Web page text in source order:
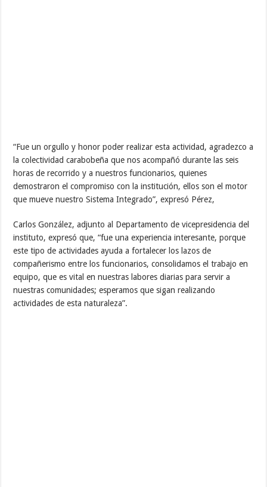
“Fue un orgullo y honor poder realizar esta actividad, agradezco a
la colectividad carabobeña que nos acompañó durante las seis
horas de recorrido y a nuestros funcionarios, quienes
demostraron el compromiso con la institución, ellos son el motor
que mueve nuestro Sistema Integrado”, expresó Pérez,
Carlos González, adjunto al Departamento de vicepresidencia del
instituto, expresó que, “fue una experiencia interesante, porque
este tipo de actividades ayuda a fortalecer los lazos de
compañerismo entre los funcionarios, consolidamos el trabajo en
equipo, que es vital en nuestras labores diarias para servir a
nuestras comunidades; esperamos que sigan realizando
actividades de esta naturaleza”.